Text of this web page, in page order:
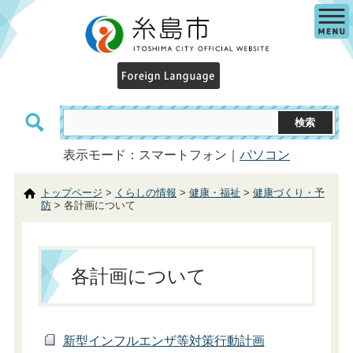
表示モード：スマートフォン｜ パソコン
トップページ > くらしの情報 > 健康・福祉 > 健康づくり・予
防> 各計画について
各計画について
新型インフルエンザ等対策行動計画